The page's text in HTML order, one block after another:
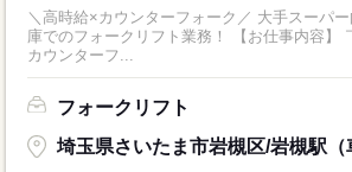
＼高時給×カウンターフォーク／ 大手スーパー向けの食品を扱う 倉
庫でのフォークリフト業務！ 【お仕事内容】 ￣￣￣￣￣￣￣￣￣ ・
カウンターフ...
フォークリフト
埼玉県さいたま市岩槻区/岩槻駅（